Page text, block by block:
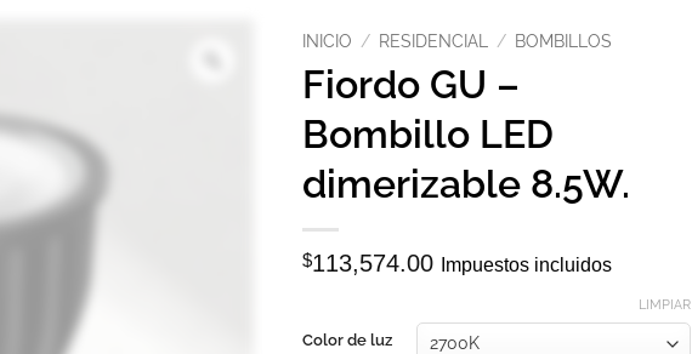
INICIO / RESIDENCIAL / BOMBILLOS
Fiordo GU –
Bombillo LED
dimerizable 8.5W.
$113,574.00 Impuestos incluidos
Color de luz
LIMPIAR